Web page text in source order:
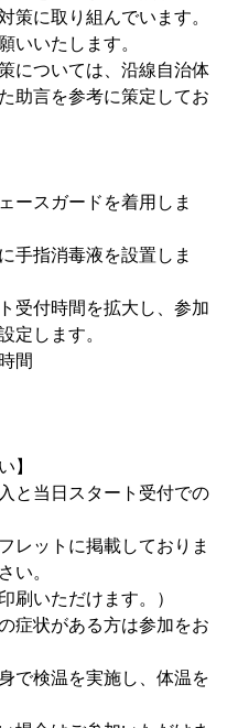
策に取り組んでいます。
いいたします。
については、沿線自治体
助言を参考に策定してお
ースガードを着用しま
手指消毒液を設置しま
受付時間を拡大し、参加
定します。
間
】
と当日スタート受付での
レットに掲載しておりま
い。
刷いただけます。）
症状がある方は参加をお
で検温を実施し、体温を